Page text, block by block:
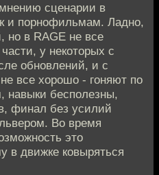
сценарии в
и порнофильмам. Ладно,
но в RAGE не все
у некоторых с
обновлений, и с
все хорошо - гоняют по
навыки бесполезны,
финал без усилий
Во время
это
в движке ковыряться